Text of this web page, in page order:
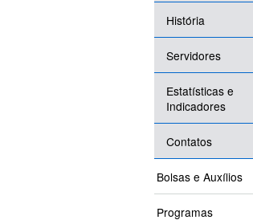
História
Servidores
Estatísticas e
Indicadores
Contatos
Bolsas e Auxílios
Programas